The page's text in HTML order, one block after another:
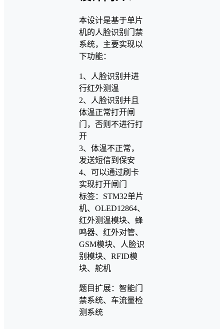
本设计是基于单片
机的人脸识别门禁
系统，主要实现以
下功能：
1、人脸识别并进
行红外测温
2、人脸识别并且
体温正常打开闸
门，否则不进行打
开
3、体温不正常，
发送短信到保安
4、可以通过刷卡
实现打开闸门
标签：STM32单片
机、OLED12864、
红外测温模块、蜂
鸣器、红外对管、
GSM模块、人脸识
别模块、RFID模
块、舵机
题目扩展：智能门
禁系统、车流量检
测系统